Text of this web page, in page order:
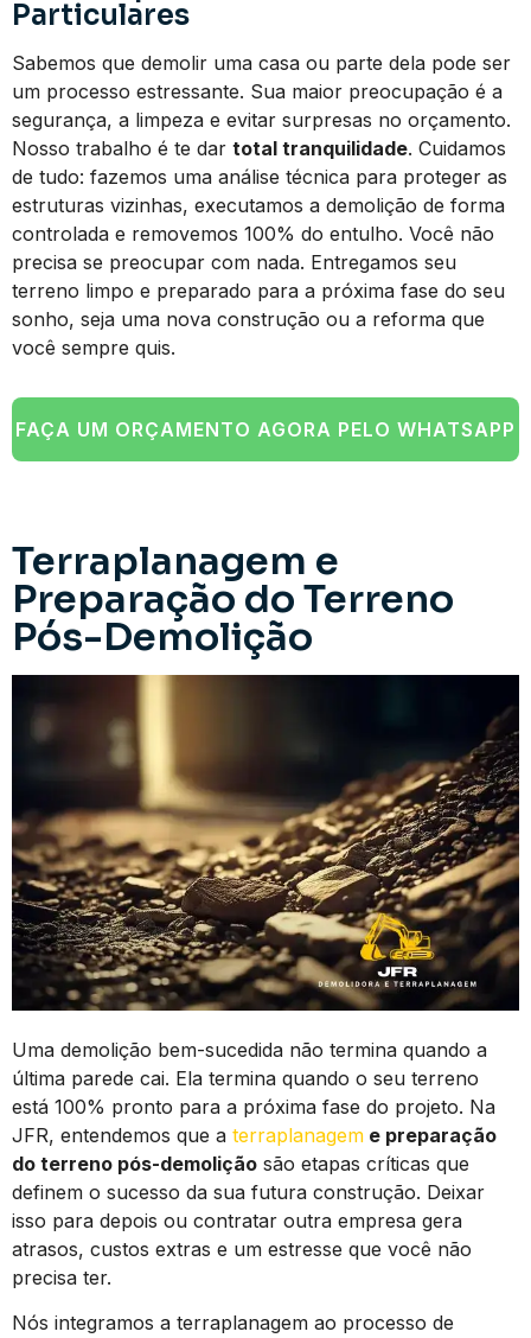
Particulares
Sabemos que demolir uma casa ou parte dela pode ser
um processo estressante. Sua maior preocupação é a
segurança, a limpeza e evitar surpresas no orçamento.
Nosso trabalho é te dar total tranquilidade. Cuidamos
de tudo: fazemos uma análise técnica para proteger as
estruturas vizinhas, executamos a demolição de forma
controlada e removemos 100% do entulho. Você não
precisa se preocupar com nada. Entregamos seu
terreno limpo e preparado para a próxima fase do seu
sonho, seja uma nova construção ou a reforma que
você sempre quis.
FAÇA UM ORÇAMENTO AGORA PELO WHATSAPP
Terraplanagem e
Preparação do Terreno
Pós-Demolição
Uma demolição bem-sucedida não termina quando a
última parede cai. Ela termina quando o seu terreno
está 100% pronto para a próxima fase do projeto. Na
JFR, entendemos que a terraplanagem e preparação
do terreno pós-demolição são etapas críticas que
definem o sucesso da sua futura construção. Deixar
isso para depois ou contratar outra empresa gera
atrasos, custos extras e um estresse que você não
precisa ter.
Nós integramos a terraplanagem ao processo de